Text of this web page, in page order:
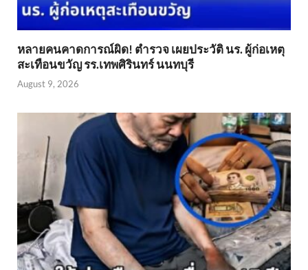
หลายคนคาดการณ์ผิด! ตำรวจ เผยประวัติ นร. ผู้ก่อเหตุ
สะเทือนขวัญ รร.เทพศิรินทร์ นนทบุรี
August 9, 2026